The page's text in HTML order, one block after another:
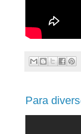
Para